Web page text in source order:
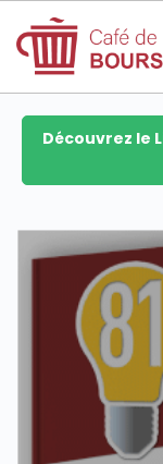
CATÉGORIES
Découvrez le